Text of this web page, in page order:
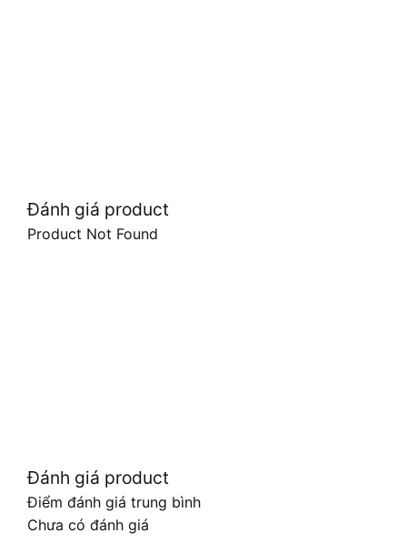
Đánh giá product
Product Not Found
Đánh giá product
Điểm đánh giá trung bình
Chưa có đánh giá